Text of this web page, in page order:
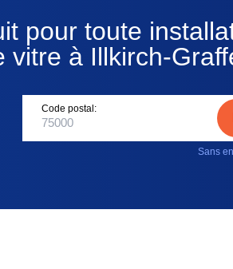
pour toute
vitre à Illkirch-
Code postal:
Sans